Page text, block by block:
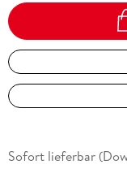
Sofort lieferbar